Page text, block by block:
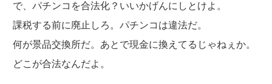
で、パチンコを合法化？いいかげんにしとけよ。
課税する前に廃止しろ。パチンコは違法だ。
何が景品交換所だ。あとで現金に換えてるじゃねぇか。
どこが合法なんだよ。